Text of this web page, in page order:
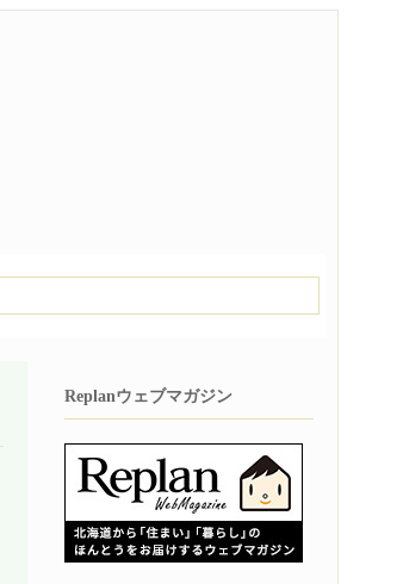
Replanウェブマガジン